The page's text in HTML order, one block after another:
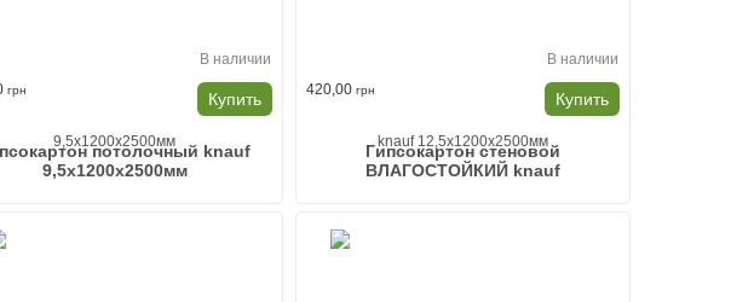
В наличии
грн Купить
потолочный knauf
9,5x1200x2500мм
В наличии
420,00 грн Купить
Гипсокартон стеновой
ВЛАГОСТОЙКИЙ knauf